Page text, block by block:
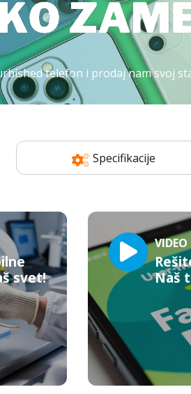
telefon i prodaj nam svoj
Specifikacije
svet!
VIDEO
Naš